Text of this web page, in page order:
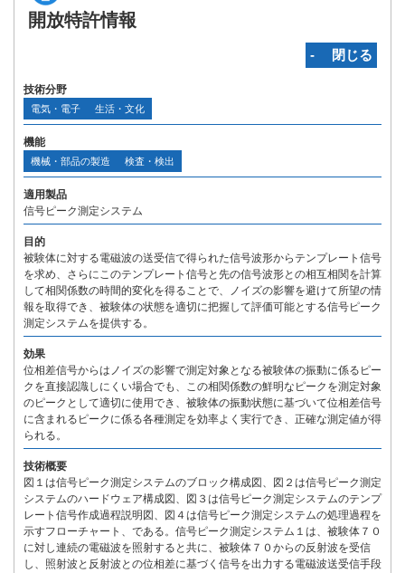
開放特許情報
‐ 閉じる
技術分野
電気・電子 生活・文化
機能
機械・部品の製造 検査・検出
適用製品
信号ピーク測定システム
目的
被験体に対する電磁波の送受信で得られた信号波形からテンプレート信号
を求め、さらにこのテンプレート信号と先の信号波形との相互相関を計算
して相関係数の時間的変化を得ることで、ノイズの影響を避けて所望の情
報を取得でき、被験体の状態を適切に把握して評価可能とする信号ピーク
測定システムを提供する。
効果
位相差信号からはノイズの影響で測定対象となる被験体の振動に係るピー
クを直接認識しにくい場合でも、この相関係数の鮮明なピークを測定対象
のピークとして適切に使用でき、被験体の振動状態に基づいて位相差信号
に含まれるピークに係る各種測定を効率よく実行でき、正確な測定値が得
られる。
技術概要
図１は信号ピーク測定システムのブロック構成図、図２は信号ピーク測定
システムのハードウェア構成図、図３は信号ピーク測定システムのテンプ
レート信号作成過程説明図、図４は信号ピーク測定システムの処理過程を
示すフローチャート、である。信号ピーク測定システム１は、被験体７０
に対し連続の電磁波を照射すると共に、被験体７０からの反射波を受信
し、照射波と反射波との位相差に基づく信号を出力する電磁波送受信手段